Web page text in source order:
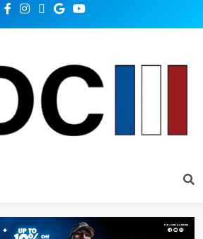
| เคดีซี